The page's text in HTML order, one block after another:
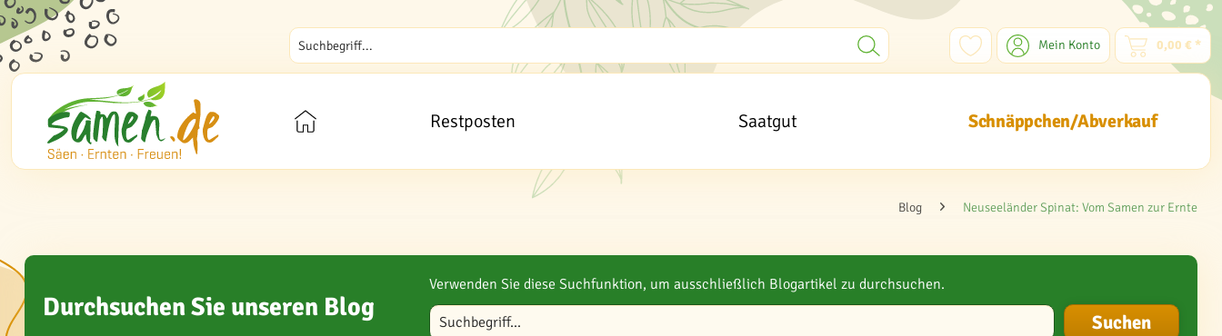
Mein Konto 0,00 € *
Restposten Saatgut Schnäppchen/Abverkauf
Blog Neuseeländer Spinat: Vom Samen zur Ernte
Durchsuchen Sie unseren Blog
Verwenden Sie diese Suchfunktion, um ausschließlich Blogartikel zu durchsuchen.
Blog durchsuchen